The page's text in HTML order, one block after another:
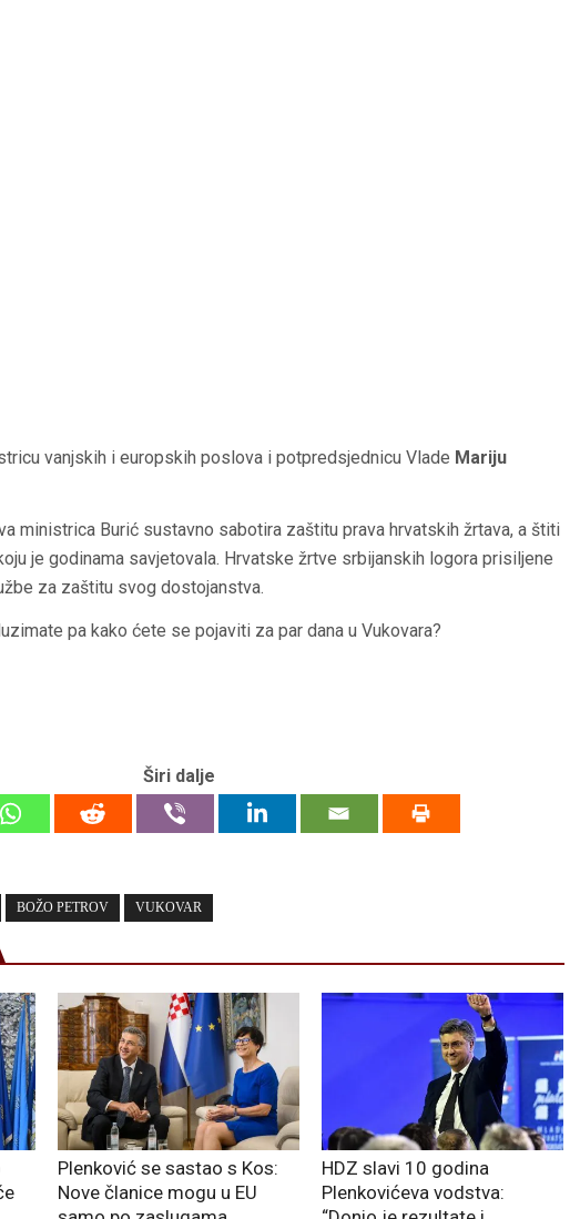
vanjskih i europskih poslova i potpredsjednicu Vlade Mariju
ministrica Burić sustavno sabotira zaštitu prava hrvatskih žrtava, a štiti
je godinama savjetovala. Hrvatske žrtve srbijanskih logora prisiljene
za zaštitu svog dostojanstva.
pa kako ćete se pojaviti za par dana u Vukovara?
Širi dalje
BOŽO PETROV VUKOVAR
Plenković se sastao s Kos:
Nove članice mogu u EU
HDZ slavi 10 godina
Plenkovićeva vodstva: